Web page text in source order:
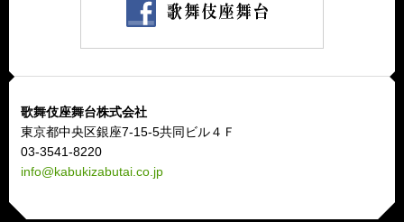
歌舞伎座舞台株式会社
東京都中央区銀座7-15-5共同ビル４Ｆ
03-3541-8220
info@kabukizabutai.co.jp